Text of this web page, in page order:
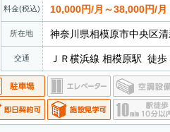
料金(税込) 10,000円/月～38,000円/月
所在地 神奈川県相模原市中央区
交通 ＪＲ横浜線 相模原駅 徒歩